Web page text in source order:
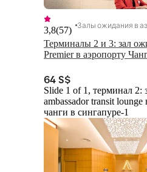
Терминалы 2 и 3: зал
Premier в аэропорту
3,8(57)
64 S$
Slide 1 of 1, терминал 2:
ambassador transit lounge
чанги в сингапуре-1